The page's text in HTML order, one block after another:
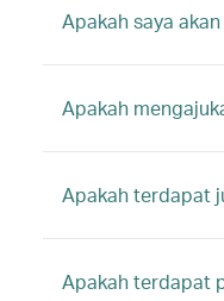
Apakah saya
Apakah
Apakah terdapat
Apakah terdapat